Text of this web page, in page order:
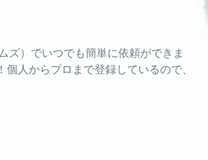
ズ）でいつでも簡単に依頼ができま
人からプロまで登録しているので、